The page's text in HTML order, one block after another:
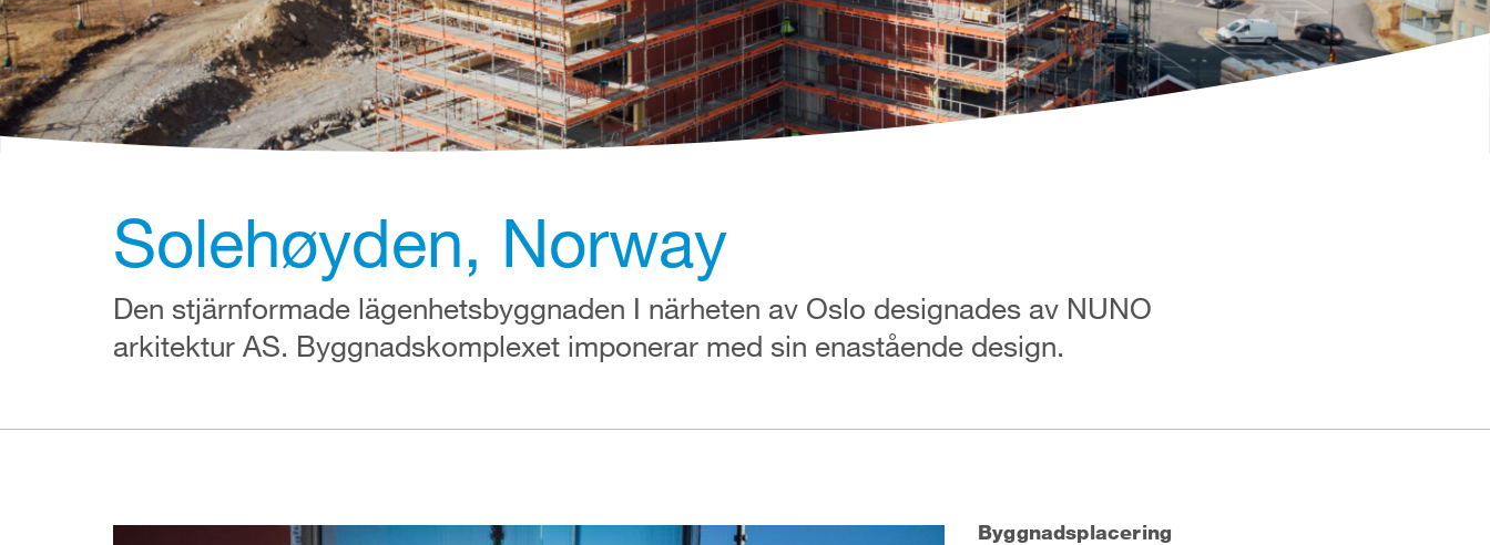
Solehøyden, Norway
Den stjärnformade lägenhetsbyggnaden I närheten av Oslo designades av NUNO
arkitektur AS. Byggnadskomplexet imponerar med sin enastående design.
Byggnadsplacering